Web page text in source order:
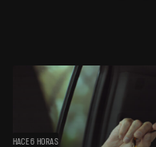
HACE 6 HORAS